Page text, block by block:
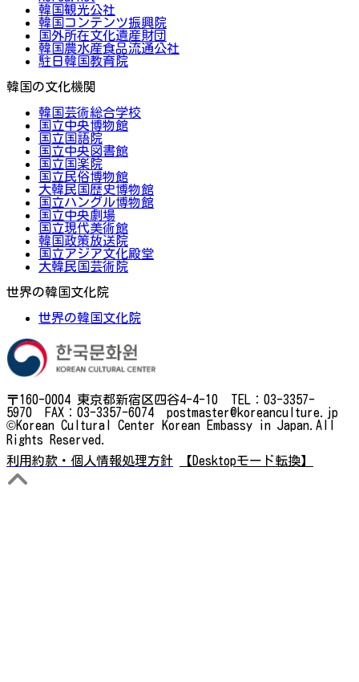
韓国観光公社
韓国コンテンツ振興院
国外所在文化遺産財団
韓国農水産食品流通公社
駐日韓国教育院
韓国の文化機関
韓国芸術総合学校
国立中央博物館
国立国語院
国立中央図書館
国立国楽院
国立民俗博物館
大韓民国歴史博物館
国立ハングル博物館
国立中央劇場
国立現代美術館
韓国政策放送院
国立アジア文化殿堂
大韓民国芸術院
世界の韓国文化院
世界の韓国文化院
〒160-0004 東京都新宿区四谷4-4-10 TEL：03-3357-
5970 FAX：03-3357-6074 postmaster@koreanculture.jp
©Korean Cultural Center Korean Embassy in Japan.All
Rights Reserved.
利用約款・個人情報処理方針
【Desktopモード転換】